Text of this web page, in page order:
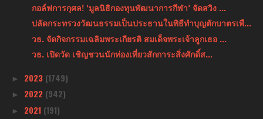
กอล์ฟการกุศล! ‘มูลนิธิกองทุนพัฒนาการกีฬา’ จัดสวิง ...
ปลัดกระทรวงวัฒนธรรมเป็นประธานในพิธีทำบุญตักบาตรเพื...
วธ. จัดกิจกรรมเฉลิมพระเกียรติ สมเด็จพระเจ้าลูกเธอ ...
วธ. เปิดวัด เชิญชวนนักท่องเที่ยวสักการะสิ่งศักดิ์ส...
► 2023 (1749)
► 2022 (942)
► 2021 (191)